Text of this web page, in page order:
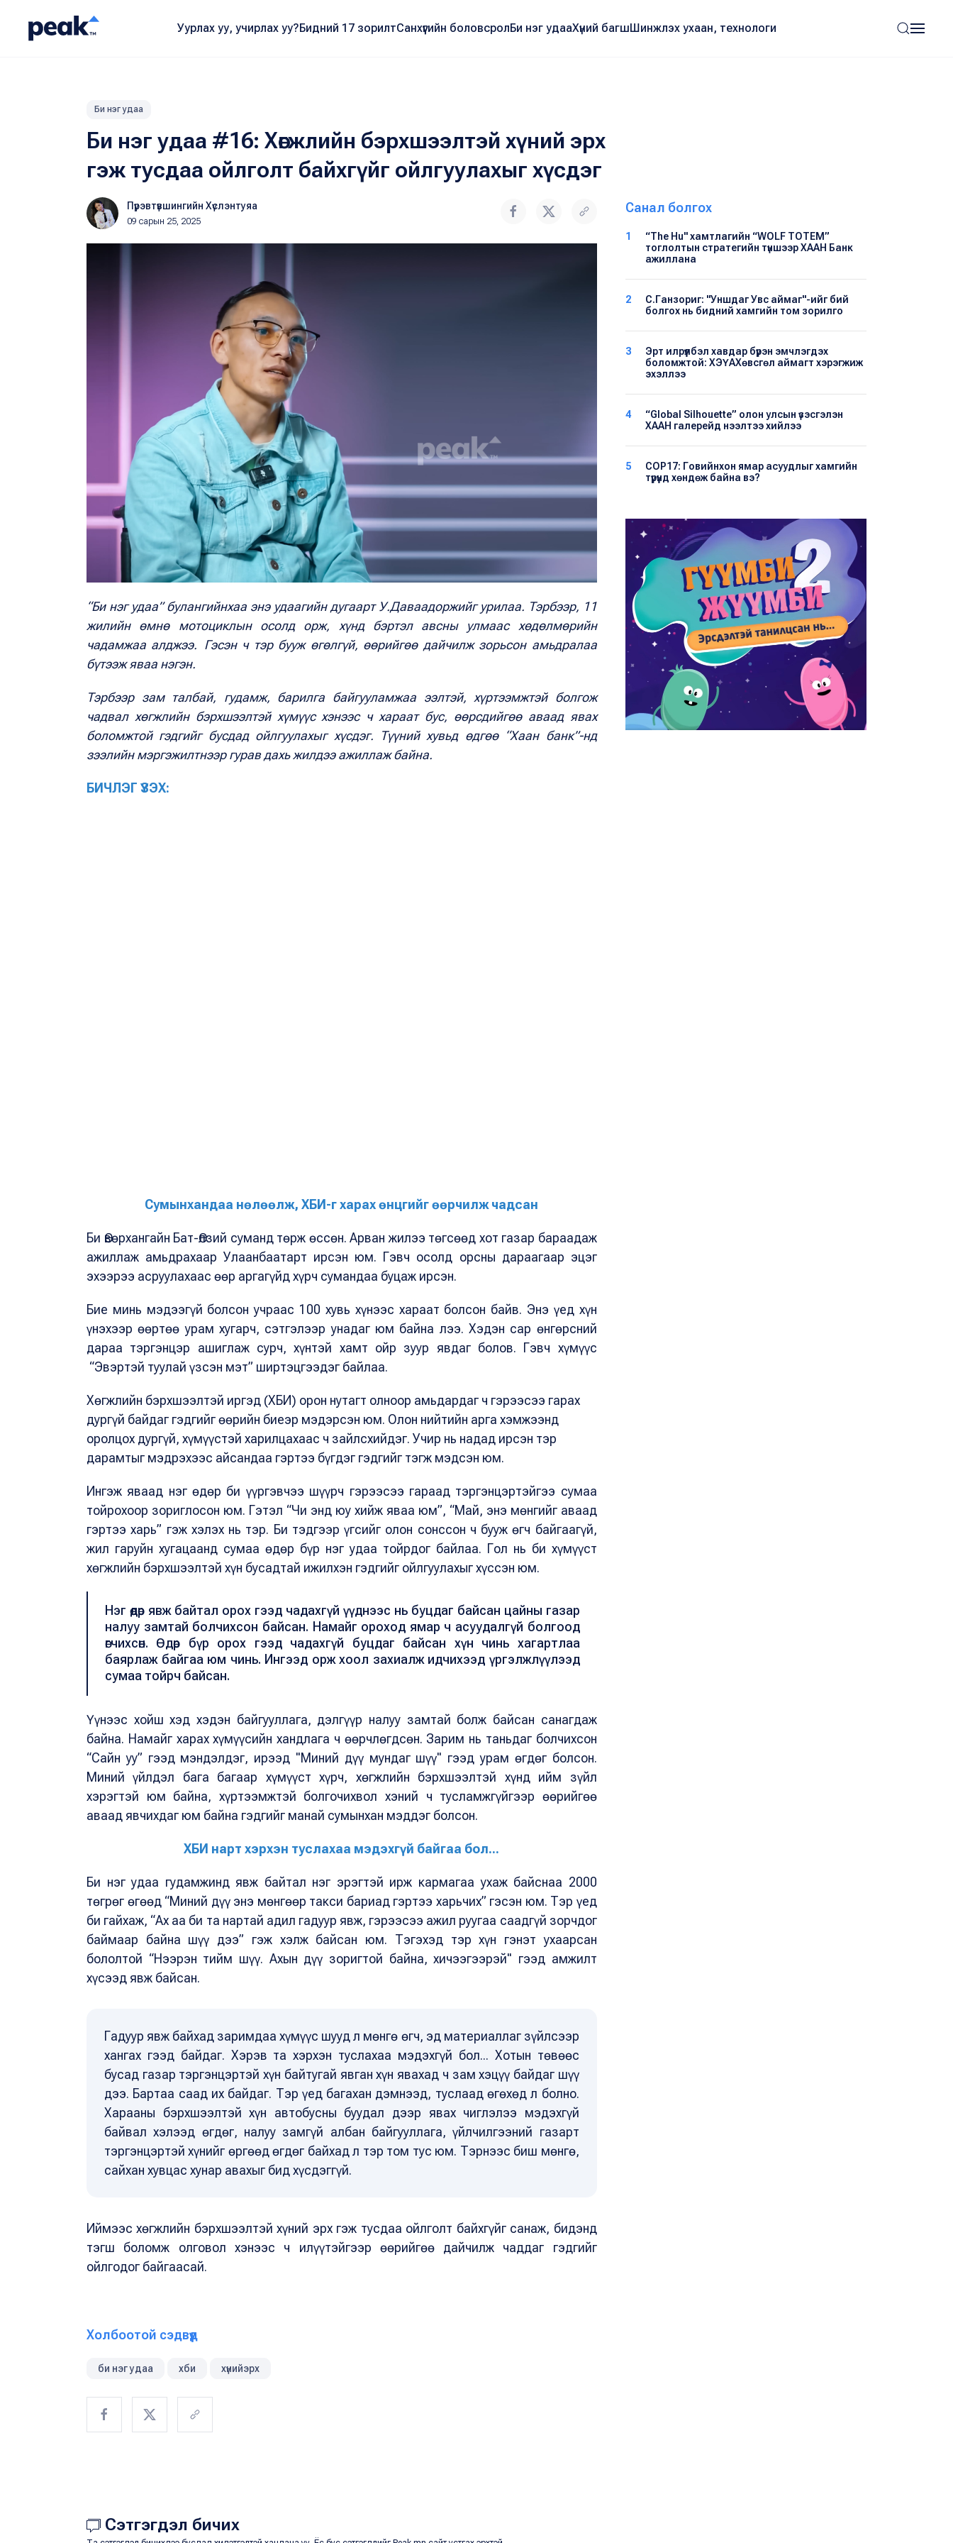
Уурлах уу, учирлах уу?Бидний 17 зорилтСанхүүгийн боловсролБи нэг удааХүний багшШинжлэх ухаан, технологи
Би нэг удаа
Би нэг удаа #16: Хөгжлийн бэрхшээлтэй хүний эрх
гэж тусдаа ойлголт байхгүйг ойлгуулахыг хүсдэг
Пүрэвтүвшингийн Хүслэнтуяа
09 сарын 25, 2025
“Би нэг удаа” булангийнхаа энэ удаагийн дугаарт У.Даваадоржийг урилаа. Тэрбээр, 11
жилийн өмнө мотоциклын осолд орж, хүнд бэртэл авсны улмаас хөдөлмөрийн
чадамжаа алджээ. Гэсэн ч тэр бууж өгөлгүй, өөрийгөө дайчилж зорьсон амьдралаа
бүтээж яваа нэгэн.
Тэрбээр зам талбай, гудамж, барилга байгууламжаа ээлтэй, хүртээмжтэй болгож
чадвал хөгжлийн бэрхшээлтэй хүмүүс хэнээс ч хараат бус, өөрсдийгөө аваад явах
боломжтой гэдгийг бусдад ойлгуулахыг хүсдэг. Түүний хувьд өдгөө “Хаан банк”-нд
зээлийн мэргэжилтнээр гурав дахь жилдээ ажиллаж байна.
БИЧЛЭГ ҮЗЭХ:
Сумынхандаа нөлөөлж, ХБИ-г харах өнцгийг өөрчилж чадсан
Би Өвөрхангайн Бат-Өлзий суманд төрж өссөн. Арван жилээ төгсөөд хот газар бараадаж
ажиллаж амьдрахаар Улаанбаатарт ирсэн юм. Гэвч осолд орсны дараагаар эцэг
эхээрээ асруулахаас өөр аргагүйд хүрч сумандаа буцаж ирсэн.
Бие минь мэдээгүй болсон учраас 100 хувь хүнээс хараат болсон байв. Энэ үед хүн
үнэхээр өөртөө урам хугарч, сэтгэлээр унадаг юм байна лээ. Хэдэн сар өнгөрсний
дараа тэргэнцэр ашиглаж сурч, хүнтэй хамт ойр зуур явдаг болов. Гэвч хүмүүс
“Эвэртэй туулай үзсэн мэт” ширтэцгээдэг байлаа.
Хөгжлийн бэрхшээлтэй иргэд (ХБИ) орон нутагт олноор амьдардаг ч гэрээсээ гарах
дургүй байдаг гэдгийг өөрийн биеэр мэдэрсэн юм. Олон нийтийн арга хэмжээнд
оролцох дургүй, хүмүүстэй харилцахаас ч зайлсхийдэг. Учир нь надад ирсэн тэр
дарамтыг мэдрэхээс айсандаа гэртээ бүгдэг гэдгийг тэгж мэдсэн юм.
Ингэж яваад нэг өдөр би үүргэвчээ шүүрч гэрээсээ гараад тэргэнцэртэйгээ сумаа
тойрохоор зориглосон юм. Гэтэл “Чи энд юу хийж яваа юм”, “Май, энэ мөнгийг аваад
гэртээ харь” гэж хэлэх нь тэр. Би тэдгээр үгсийг олон сонссон ч бууж өгч байгаагүй,
жил гаруйн хугацаанд сумаа өдөр бүр нэг удаа тойрдог байлаа. Гол нь би хүмүүст
хөгжлийн бэрхшээлтэй хүн бусадтай ижилхэн гэдгийг ойлгуулахыг хүссэн юм.
Нэг өдөр явж байтал орох гээд чадахгүй үүднээс нь буцдаг байсан цайны газар
налуу замтай болчихсон байсан. Намайг ороход ямар ч асуудалгүй болгоод
өгчихсөн. Өдөр бүр орох гээд чадахгүй буцдаг байсан хүн чинь хагартлаа
баярлаж байгаа юм чинь. Ингээд орж хоол захиалж идчихээд үргэлжлүүлээд
сумаа тойрч байсан.
Үүнээс хойш хэд хэдэн байгууллага, дэлгүүр налуу замтай болж байсан санагдаж
байна. Намайг харах хүмүүсийн хандлага ч өөрчлөгдсөн. Зарим нь таньдаг болчихсон
“Сайн уу” гээд мэндэлдэг, ирээд "Миний дүү мундаг шүү" гээд урам өгдөг болсон.
Миний үйлдэл бага багаар хүмүүст хүрч, хөгжлийн бэрхшээлтэй хүнд ийм зүйл
хэрэгтэй юм байна, хүртээмжтэй болгочихвол хэний ч тусламжгүйгээр өөрийгөө
аваад явчихдаг юм байна гэдгийг манай сумынхан мэддэг болсон.
ХБИ нарт хэрхэн туслахаа мэдэхгүй байгаа бол...
Би нэг удаа гудамжинд явж байтал нэг эрэгтэй ирж кармагаа ухаж байснаа 2000
төгрөг өгөөд “Миний дүү энэ мөнгөөр такси бариад гэртээ харьчих” гэсэн юм. Тэр үед
би гайхаж, “Ах аа би та нартай адил гадуур явж, гэрээсээ ажил руугаа саадгүй зорчдог
баймаар байна шүү дээ” гэж хэлж байсан юм. Тэгэхэд тэр хүн гэнэт ухаарсан
бололтой “Нээрэн тийм шүү. Ахын дүү зоригтой байна, хичээгээрэй" гээд амжилт
хүсээд явж байсан.
Гадуур явж байхад заримдаа хүмүүс шууд л мөнгө өгч, эд материаллаг зүйлсээр
хангах гээд байдаг. Хэрэв та хэрхэн туслахаа мэдэхгүй бол... Хотын төвөөс
бусад газар тэргэнцэртэй хүн байтугай явган хүн явахад ч зам хэцүү байдаг шүү
дээ. Бартаа саад их байдаг. Тэр үед багахан дэмнээд, туслаад өгөхөд л болно.
Харааны бэрхшээлтэй хүн автобусны буудал дээр явах чиглэлээ мэдэхгүй
байвал хэлээд өгдөг, налуу замгүй албан байгууллага, үйлчилгээний газарт
тэргэнцэртэй хүнийг өргөөд өгдөг байхад л тэр том тус юм. Тэрнээс биш мөнгө,
сайхан хувцас хунар авахыг бид хүсдэггүй.
Иймээс хөгжлийн бэрхшээлтэй хүний эрх гэж тусдаа ойлголт байхгүйг санаж, бидэнд
тэгш боломж олговол хэнээс ч илүүтэйгээр өөрийгөө дайчилж чаддаг гэдгийг
ойлгодог байгаасай.
Холбоотой сэдвүүд
би нэг удаа хби хүнийэрх
Сэтгэгдэл бичих
Санал болгох
1
“The Hu" хамтлагийн “WOLF TOTEM”
тоглолтын стратегийн түншээр ХААН Банк
ажиллана
2
С.Ганзориг: "Уншдаг Увс аймаг"-ийг бий
болгох нь бидний хамгийн том зорилго
3
Эрт илрүүлбэл хавдар бүрэн эмчлэгдэх
боломжтой: ХЭҮА​Хөвсгөл аймагт хэрэгжиж
эхэллээ
4
“Global Silhouette” олон улсын үзэсгэлэн
ХААН галерейд нээлтээ хийлээ
5
COP17: Говийнхон ямар асуудлыг хамгийн
түрүүнд хөндөж байна вэ?